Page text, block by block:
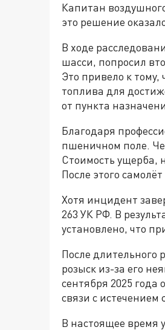
Капитан
это решение
В ходе
шасси, попросил
Это привело к
топлива для
от пункта
Благодаря
пшеничном поле.
Стоимость ущерба,
После этого
Хотя инцидент
263 УК РФ. В
установлено, что
После длительного
розыск из-за его
сентября 2025
связи с истечением
В настоящее время